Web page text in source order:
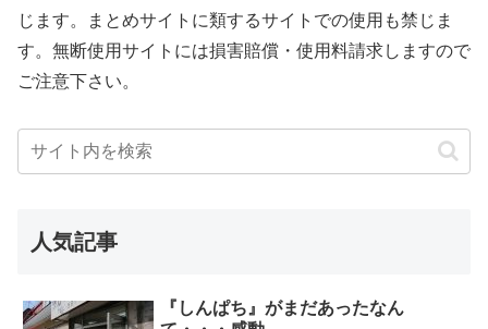
じます。まとめサイトに類するサイトでの使用も禁じま
す。無断使用サイトには損害賠償・使用料請求しますので
ご注意下さい。
人気記事
『しんぱち』がまだあったなん